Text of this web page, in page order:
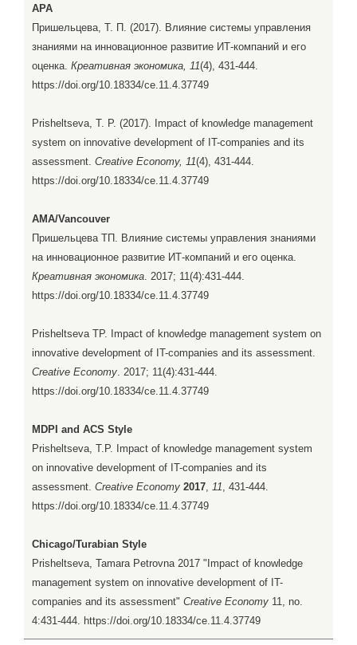
APA
Пришельцева, Т. П. (2017). Влияние системы управления
знаниями на инновационное развитие ИТ-компаний и его
оценка. Креативная экономика, 11(4), 431-444.
https://doi.org/10.18334/ce.11.4.37749
Prisheltseva, T. P. (2017). Impact of knowledge management
system on innovative development of IT-companies and its
assessment. Creative Economy, 11(4), 431-444.
https://doi.org/10.18334/ce.11.4.37749
AMA/Vancouver
Пришельцева ТП. Влияние системы управления знаниями
на инновационное развитие ИТ-компаний и его оценка.
Креативная экономика. 2017; 11(4):431-444.
https://doi.org/10.18334/ce.11.4.37749
Prisheltseva TP. Impact of knowledge management system on
innovative development of IT-companies and its assessment.
Creative Economy. 2017; 11(4):431-444.
https://doi.org/10.18334/ce.11.4.37749
MDPI and ACS Style
Prisheltseva, T.P. Impact of knowledge management system
on innovative development of IT-companies and its
assessment. Creative Economy 2017, 11, 431-444.
https://doi.org/10.18334/ce.11.4.37749
Chicago/Turabian Style
Prisheltseva, Tamara Petrovna 2017 "Impact of knowledge
management system on innovative development of IT-
companies and its assessment" Creative Economy 11, no.
4:431-444. https://doi.org/10.18334/ce.11.4.37749